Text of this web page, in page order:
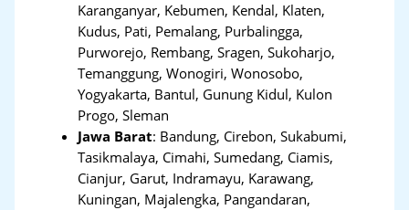
Karanganyar, Kebumen, Kendal, Klaten,
Kudus, Pati, Pemalang, Purbalingga,
Purworejo, Rembang, Sragen, Sukoharjo,
Temanggung, Wonogiri, Wonosobo,
Yogyakarta, Bantul, Gunung Kidul, Kulon
Progo, Sleman
Jawa Barat: Bandung, Cirebon, Sukabumi,
Tasikmalaya, Cimahi, Sumedang, Ciamis,
Cianjur, Garut, Indramayu, Karawang,
Kuningan, Majalengka, Pangandaran,